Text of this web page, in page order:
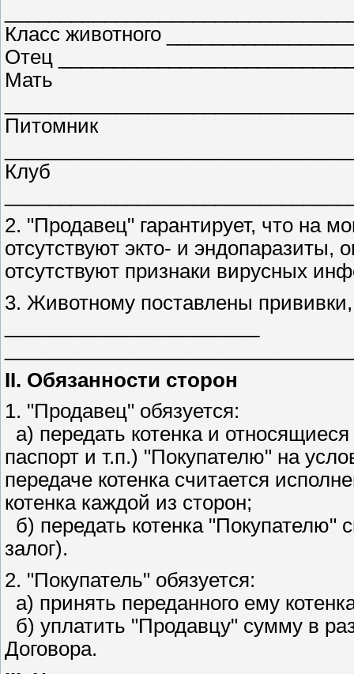
Класс животного
Отец
Мать
Питомник
Клуб
2. "Продавец" гарантирует, что на
отсутствуют экто- и эндопаразиты,
отсутствуют признаки вирусных
3. Животному поставлены
II. Обязанности сторон
1. "Продавец" обязуется:
а) передать котенка и
паспорт и т.п.) "Покупателю" на
передаче котенка считается
котенка каждой из сторон;
б) передать котенка
залог).
2. "Покупатель" обязуется:
а) принять переданного ему
б) уплатить "Продавцу" сумму в
Договора.